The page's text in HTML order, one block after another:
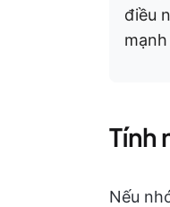
điều
Tính
Nếu